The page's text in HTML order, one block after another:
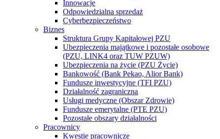
Innowacje
Odpowiedzialna sprzedaż
Cyberbezpieczeństwo
Biznes
Struktura Grupy Kapitałowej PZU
Ubezpieczenia majątkowe i pozostałe osobowe
(PZU, LINK4 oraz TUW PZUW)
Ubezpieczenia na życie (PZU Życie)
Bankowość (Bank Pekao, Alior Bank)
Fundusze inwestycyjne (TFI PZU)
Działalność zagraniczna
Usługi medyczne (Obszar Zdrowie)
Fundusze emerytalne (PTE PZU)
Pozostałe obszary działalności
Pracownicy
Kwestie pracownicze